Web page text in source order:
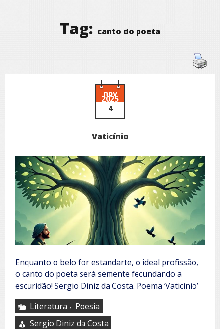
Tag: canto do poeta
nov
2025
4
Vaticínio
Enquanto o belo for estandarte, o ideal profissão,
o canto do poeta será semente fecundando a
escuridão! Sergio Diniz da Costa. Poema ‘Vaticínio’
Literatura , Poesia
Sergio Diniz da Costa